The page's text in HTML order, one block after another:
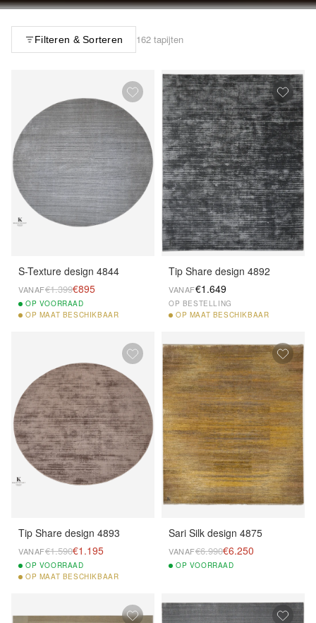
Filteren & Sorteren 162 tapijten
S-Texture design 4844
VANAF€1.399€895
OP VOORRAAD
OP MAAT BESCHIKBAAR
Tip Share design 4892
VANAF€1.649
OP BESTELLING
OP MAAT BESCHIKBAAR
Tip Share design 4893
VANAF€1.590€1.195
OP VOORRAAD
OP MAAT BESCHIKBAAR
Sari Silk design 4875
VANAF€6.990€6.250
OP VOORRAAD